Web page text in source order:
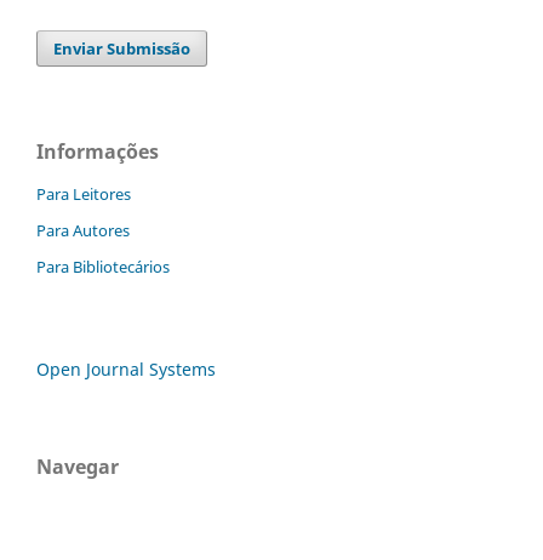
Enviar Submissão
Informações
Para Leitores
Para Autores
Para Bibliotecários
Open Journal Systems
Navegar